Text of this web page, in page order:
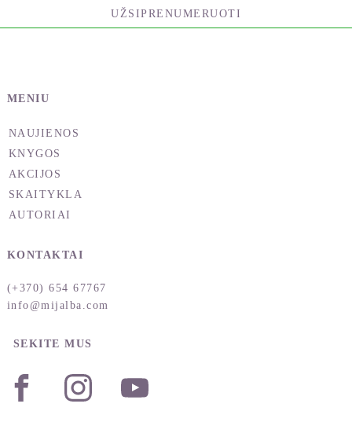
UŽSIPRENUMERUOTI
MENIU
NAUJIENOS
KNYGOS
AKCIJOS
SKAITYKLA
AUTORIAI
KONTAKTAI
(+370) 654 67767
info@mijalba.com
SEKITE MUS